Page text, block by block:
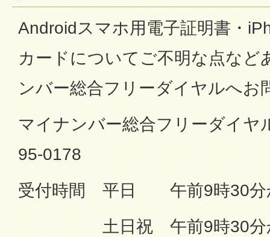
Androidスマホ用電子証明書・
カードについてご不明な点など
ンバー総合フリーダイヤルへお
マイナンバー総合フリーダイ
95-0178
受付時間 平日 午前9時30分
土日祝 午前9時30分か